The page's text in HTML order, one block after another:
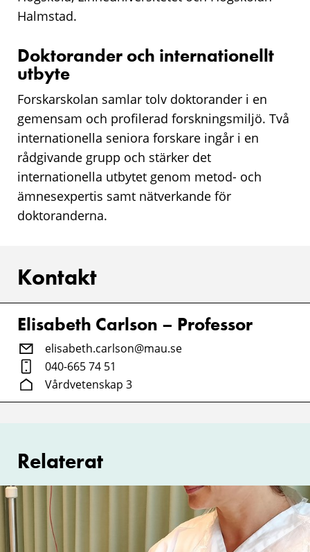
Halmstad.
Doktorander och internationellt
utbyte
Forskarskolan samlar tolv doktorander i en
gemensam och profilerad forskningsmiljö. Två
internationella seniora forskare ingår i en
rådgivande grupp och stärker det
internationella utbytet genom metod- och
ämnesexpertis samt nätverkande för
doktoranderna.
Kontakt
Elisabeth Carlson – Professor
elisabeth.carlson@mau.se
040-665 74 51
Vårdvetenskap 3
Relaterat